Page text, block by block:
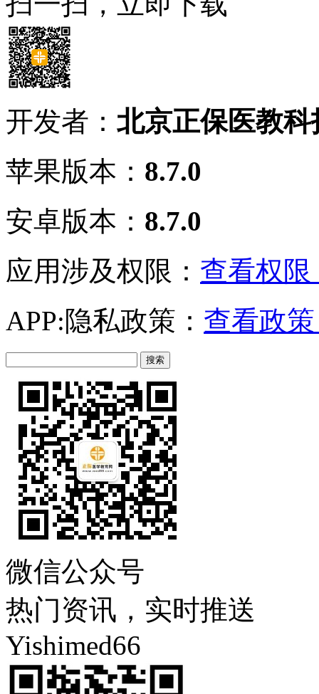
开发者： 北京正保医教
苹果版本： 8.7.0
安卓版本： 8.7.0
应用涉及权限： 查看权限
APP:隐私政策： 查看政
微信公众号
热门资讯，实时推送
Yishimed66